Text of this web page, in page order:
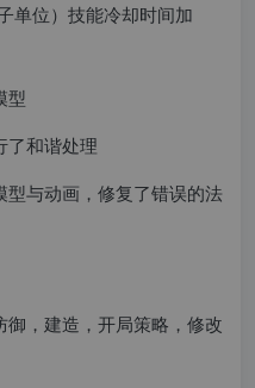
单位）技能冷却时间加
型
了和谐处理
与动画，修复了错误的法
，建造，开局策略，修改